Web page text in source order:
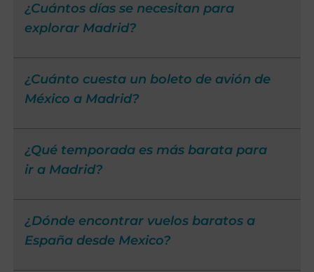
¿Cuántos días se necesitan para
explorar Madrid?
¿Cuánto cuesta un boleto de avión de
México a Madrid?
¿Qué temporada es más barata para
ir a Madrid?
¿Dónde encontrar vuelos baratos a
España desde Mexico?